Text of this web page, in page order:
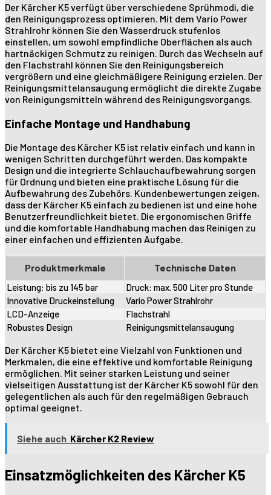
Der Kärcher K5 verfügt über verschiedene Sprühmodi, die
den Reinigungsprozess optimieren. Mit dem Vario Power
Strahlrohr können Sie den Wasserdruck stufenlos
einstellen, um sowohl empfindliche Oberflächen als auch
hartnäckigen Schmutz zu reinigen. Durch das Wechseln auf
den Flachstrahl können Sie den Reinigungsbereich
vergrößern und eine gleichmäßigere Reinigung erzielen. Der
Reinigungsmittelansaugung ermöglicht die direkte Zugabe
von Reinigungsmitteln während des Reinigungsvorgangs.
Einfache Montage und Handhabung
Die Montage des Kärcher K5 ist relativ einfach und kann in
wenigen Schritten durchgeführt werden. Das kompakte
Design und die integrierte Schlauchaufbewahrung sorgen
für Ordnung und bieten eine praktische Lösung für die
Aufbewahrung des Zubehörs. Kundenbewertungen zeigen,
dass der Kärcher K5 einfach zu bedienen ist und eine hohe
Benutzerfreundlichkeit bietet. Die ergonomischen Griffe
und die komfortable Handhabung machen das Reinigen zu
einer einfachen und effizienten Aufgabe.
Produktmerkmale Technische Daten
Leistung: bis zu 145 bar
Druck: max. 500 Liter pro Stunde
Innovative Druckeinstellung
Vario Power Strahlrohr
LCD-Anzeige
Flachstrahl
Robustes Design
Reinigungsmittelansaugung
Der Kärcher K5 bietet eine Vielzahl von Funktionen und
Merkmalen, die eine effektive und komfortable Reinigung
ermöglichen. Mit seiner starken Leistung und seiner
vielseitigen Ausstattung ist der Kärcher K5 sowohl für den
gelegentlichen als auch für den regelmäßigen Gebrauch
optimal geeignet.
Siehe auch Kärcher K2 Review
Einsatzmöglichkeiten des Kärcher K5